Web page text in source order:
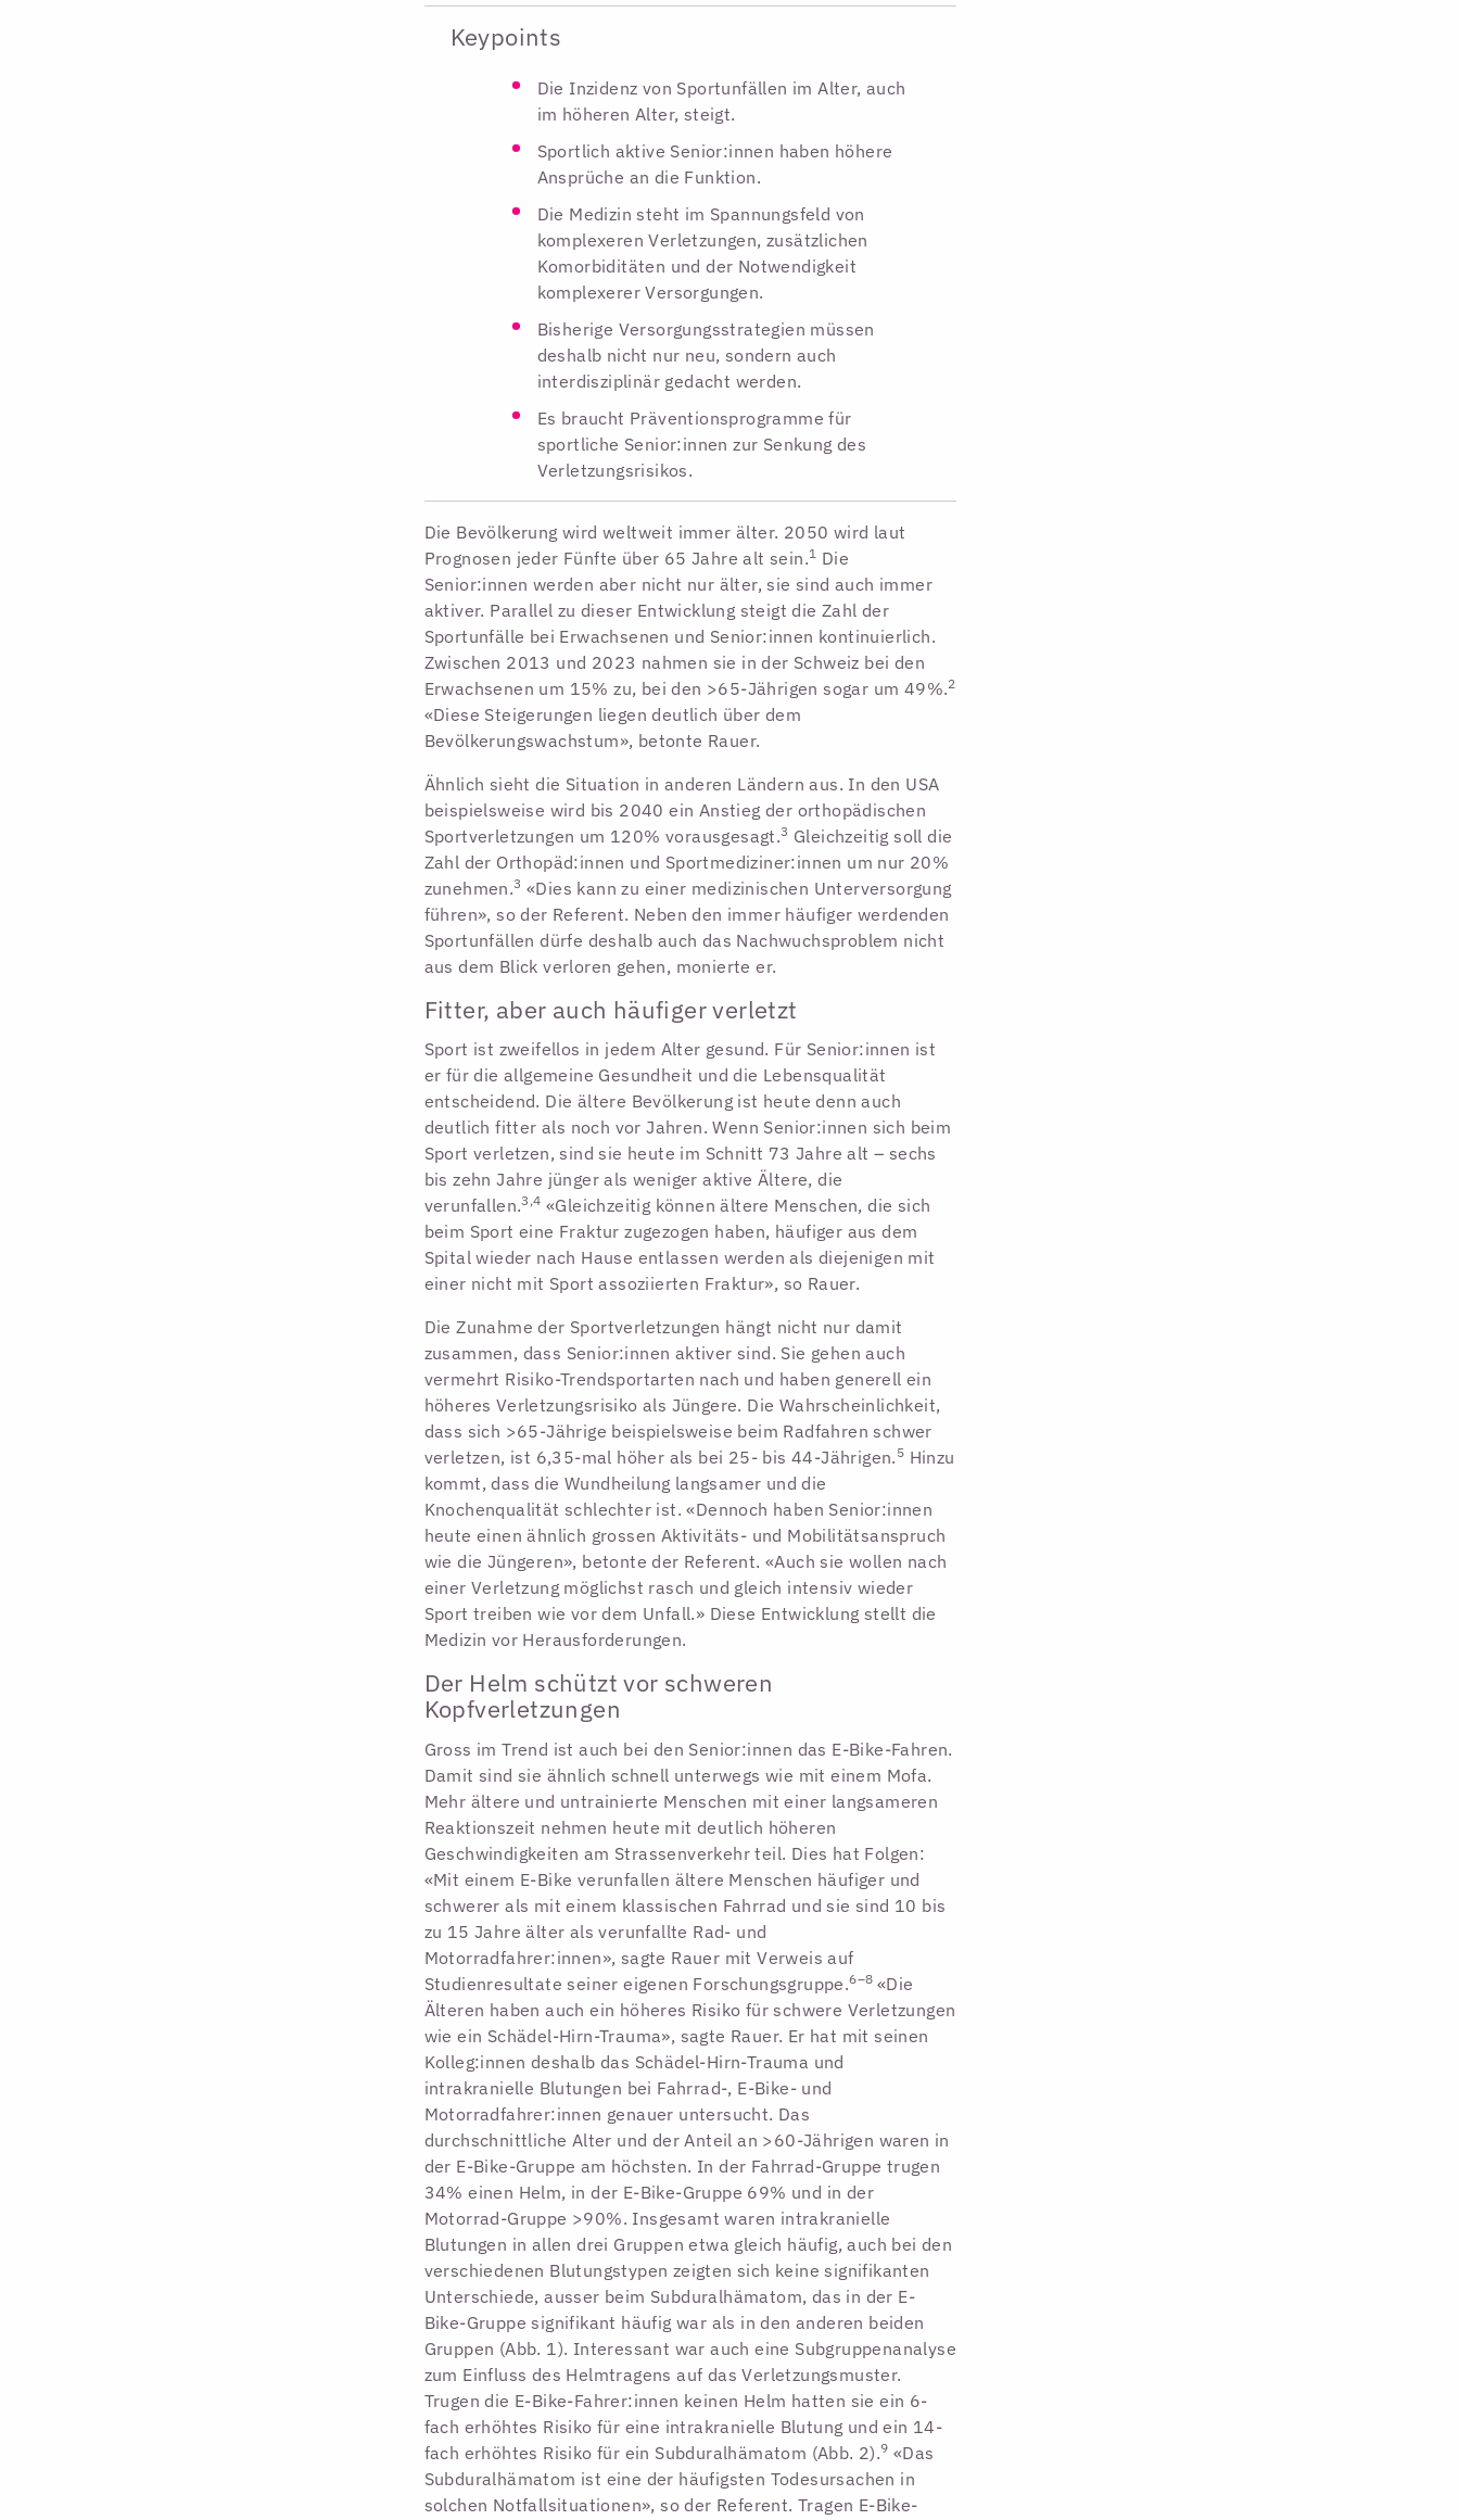
Keypoints
Die Inzidenz von Sportunfällen im Alter, auch
im höheren Alter, steigt.
Sportlich aktive Senior:innen haben höhere
Ansprüche an die Funktion.
Die Medizin steht im Spannungsfeld von
komplexeren Verletzungen, zusätzlichen
Komorbiditäten und der Notwendigkeit
komplexerer Versorgungen.
Bisherige Versorgungsstrategien müssen
deshalb nicht nur neu, sondern auch
interdisziplinär gedacht werden.
Es braucht Präventionsprogramme für
sportliche Senior:innen zur Senkung des
Verletzungsrisikos.
Die Bevölkerung wird weltweit immer älter. 2050 wird laut
Prognosen jeder Fünfte über 65 Jahre alt sein.1 Die
Senior:innen werden aber nicht nur älter, sie sind auch immer
aktiver. Parallel zu dieser Entwicklung steigt die Zahl der
Sportunfälle bei Erwachsenen und Senior:innen kontinuierlich.
Zwischen 2013 und 2023 nahmen sie in der Schweiz bei den
Erwachsenen um 15% zu, bei den >65-Jährigen sogar um 49%.2
«Diese Steigerungen liegen deutlich über dem
Bevölkerungswachstum», betonte Rauer.
Ähnlich sieht die Situation in anderen Ländern aus. In den USA
beispielsweise wird bis 2040 ein Anstieg der orthopädischen
Sportverletzungen um 120% vorausgesagt.3 Gleichzeitig soll die
Zahl der Orthopäd:innen und Sportmediziner:innen um nur 20%
zunehmen.3 «Dies kann zu einer medizinischen Unterversorgung
führen», so der Referent. Neben den immer häufiger werdenden
Sportunfällen dürfe deshalb auch das Nachwuchsproblem nicht
aus dem Blick verloren gehen, monierte er.
Fitter, aber auch häufiger verletzt
Sport ist zweifellos in jedem Alter gesund. Für Senior:innen ist
er für die allgemeine Gesundheit und die Lebensqualität
entscheidend. Die ältere Bevölkerung ist heute denn auch
deutlich fitter als noch vor Jahren. Wenn Senior:innen sich beim
Sport verletzen, sind sie heute im Schnitt 73 Jahre alt – sechs
bis zehn Jahre jünger als weniger aktive Ältere, die
verunfallen.3,4 «Gleichzeitig können ältere Menschen, die sich
beim Sport eine Fraktur zugezogen haben, häufiger aus dem
Spital wieder nach Hause entlassen werden als diejenigen mit
einer nicht mit Sport assoziierten Fraktur», so Rauer.
Die Zunahme der Sportverletzungen hängt nicht nur damit
zusammen, dass Senior:innen aktiver sind. Sie gehen auch
vermehrt Risiko-Trendsportarten nach und haben generell ein
höheres Verletzungsrisiko als Jüngere. Die Wahrscheinlichkeit,
dass sich >65-Jährige beispielsweise beim Radfahren schwer
verletzen, ist 6,35-mal höher als bei 25- bis 44-Jährigen. 5 Hinzu
kommt, dass die Wundheilung langsamer und die
Knochenqualität schlechter ist. «Dennoch haben Senior:innen
heute einen ähnlich grossen Aktivitäts- und Mobilitätsanspruch
wie die Jüngeren», betonte der Referent. «Auch sie wollen nach
einer Verletzung möglichst rasch und gleich intensiv wieder
Sport treiben wie vor dem Unfall.» Diese Entwicklung stellt die
Medizin vor Herausforderungen.
Der Helm schützt vor schweren
Kopfverletzungen
Gross im Trend ist auch bei den Senior:innen das E-Bike-Fahren.
Damit sind sie ähnlich schnell unterwegs wie mit einem Mofa.
Mehr ältere und untrainierte Menschen mit einer langsameren
Reaktionszeit nehmen heute mit deutlich höheren
Geschwindigkeiten am Strassenverkehr teil. Dies hat Folgen:
«Mit einem E-Bike verunfallen ältere Menschen häufiger und
schwerer als mit einem klassischen Fahrrad und sie sind 10 bis
zu 15 Jahre älter als verunfallte Rad- und
Motorradfahrer:innen», sagte Rauer mit Verweis auf
Studienresultate seiner eigenen Forschungsgruppe.6–8 «Die
Älteren haben auch ein höheres Risiko für schwere Verletzungen
wie ein Schädel-Hirn-Trauma», sagte Rauer. Er hat mit seinen
Kolleg:innen deshalb das Schädel-Hirn-Trauma und
intrakranielle Blutungen bei Fahrrad-, E-Bike- und
Motorradfahrer:innen genauer untersucht. Das
durchschnittliche Alter und der Anteil an >60-Jährigen waren in
der E-Bike-Gruppe am höchsten. In der Fahrrad-Gruppe trugen
34% einen Helm, in der E-Bike-Gruppe 69% und in der
Motorrad-Gruppe >90%. Insgesamt waren intrakranielle
Blutungen in allen drei Gruppen etwa gleich häufig, auch bei den
verschiedenen Blutungstypen zeigten sich keine signifikanten
Unterschiede, ausser beim Subduralhämatom, das in der E-
Bike-Gruppe signifikant häufig war als in den anderen beiden
Gruppen (Abb. 1). Interessant war auch eine Subgruppenanalyse
zum Einfluss des Helmtragens auf das Verletzungsmuster.
Trugen die E-Bike-Fahrer:innen keinen Helm hatten sie ein 6-
fach erhöhtes Risiko für eine intrakranielle Blutung und ein 14-
fach erhöhtes Risiko für ein Subduralhämatom (Abb. 2).9 «Das
Subduralhämatom ist eine der häufigsten Todesursachen in
solchen Notfallsituationen», so der Referent. Tragen E-Bike-